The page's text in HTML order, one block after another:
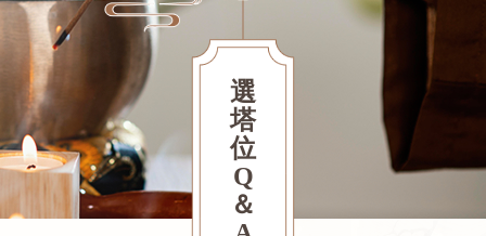
選
塔
位
Q
＆